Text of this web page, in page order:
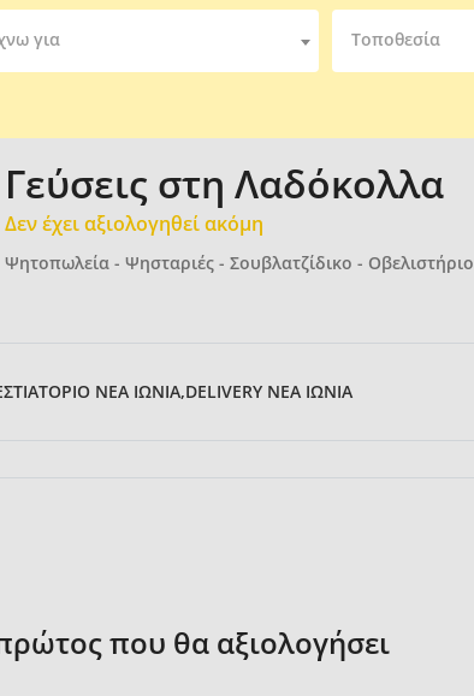
για Τοποθεσία
Γεύσεις στη Λαδόκολλα
Δεν έχει αξιολογηθεί ακόμη
Ψητοπωλεία - Ψησταριές - Σουβλατζίδικο - Οβελιστήριο
ΝΕΑ ΙΩΝΙΑ,DELIVERY ΝΕΑ ΙΩΝΙΑ
που θα αξιολογήσει